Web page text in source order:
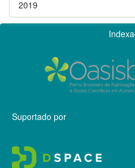
2019
Suportado por